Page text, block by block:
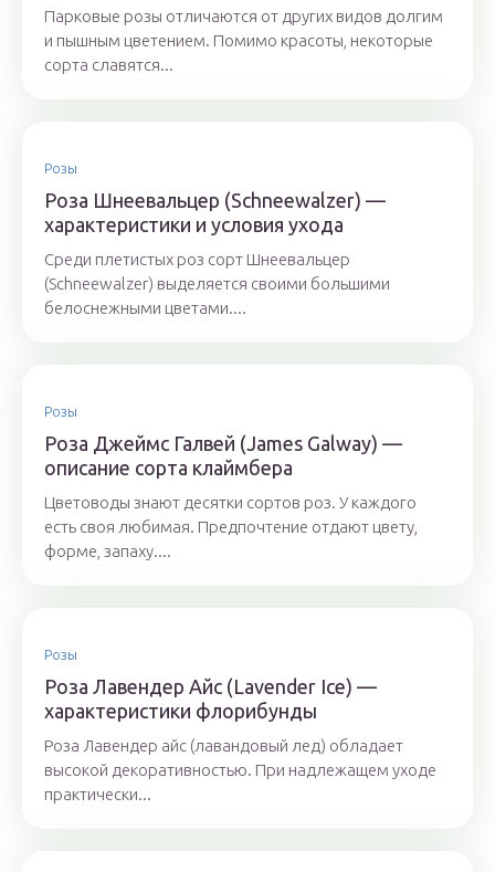
Парковые розы отличаются от других видов долгим
и пышным цветением. Помимо красоты, некоторые
сорта славятся...
Розы
Роза Шнеевальцер (Schneewalzer) —
характеристики и условия ухода
Среди плетистых роз сорт Шнеевальцер
(Schneewalzer) выделяется своими большими
белоснежными цветами....
Розы
Роза Джеймс Галвей (James Galway) —
описание сорта клаймбера
Цветоводы знают десятки сортов роз. У каждого
есть своя любимая. Предпочтение отдают цвету,
форме, запаху....
Розы
Роза Лавендер Айс (Lavender Ice) —
характеристики флорибунды
Роза Лавендер айс (лавандовый лед) обладает
высокой декоративностью. При надлежащем уходе
практически...